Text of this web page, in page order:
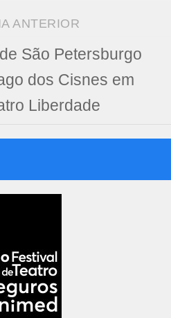
ANTERIOR
São Petersburgo
dos Cisnes em
Liberdade